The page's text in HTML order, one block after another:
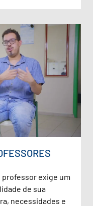
exige um
de sua
necessidades e